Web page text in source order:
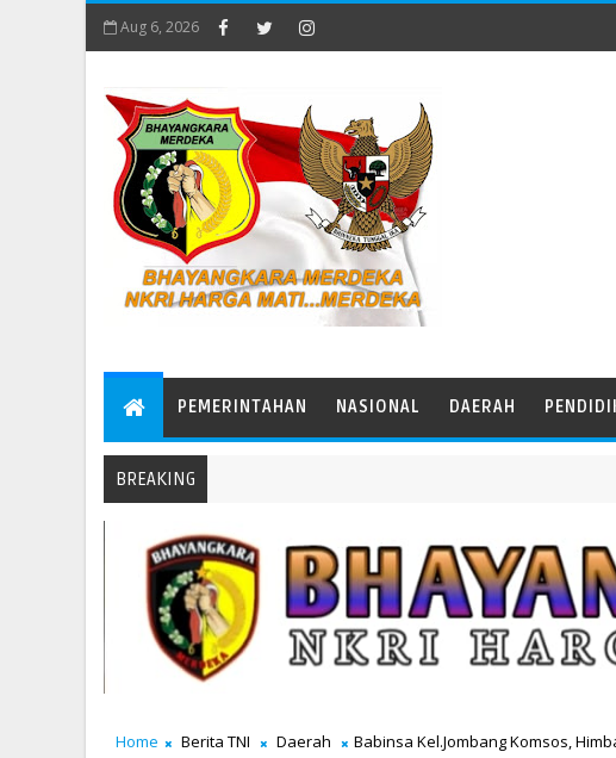
Aug 6, 2026
PEMERINTAHAN NASIONAL DAERAH
BREAKING
Home Berita TNI Daerah Babinsa Kel.Jombang Komsos,